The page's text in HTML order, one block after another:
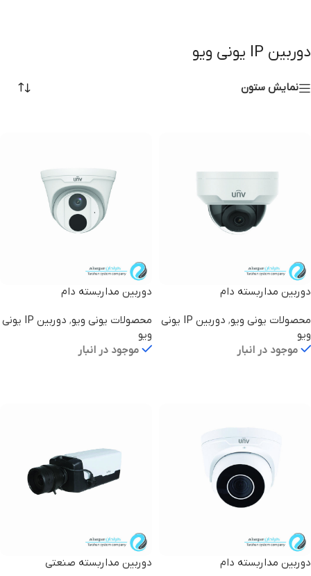
دوربین IP یونی ویو
نمایش ستون
دوربین مداربسته دام
محصولات یونی ویو,
دوربین IP یونی
ویو
موجود در انبار
دوربین مداربسته دام
محصولات یونی ویو,
دوربین IP یونی
ویو
موجود در انبار
دوربین مداربسته دام
دوربین مداربسته صنعتی